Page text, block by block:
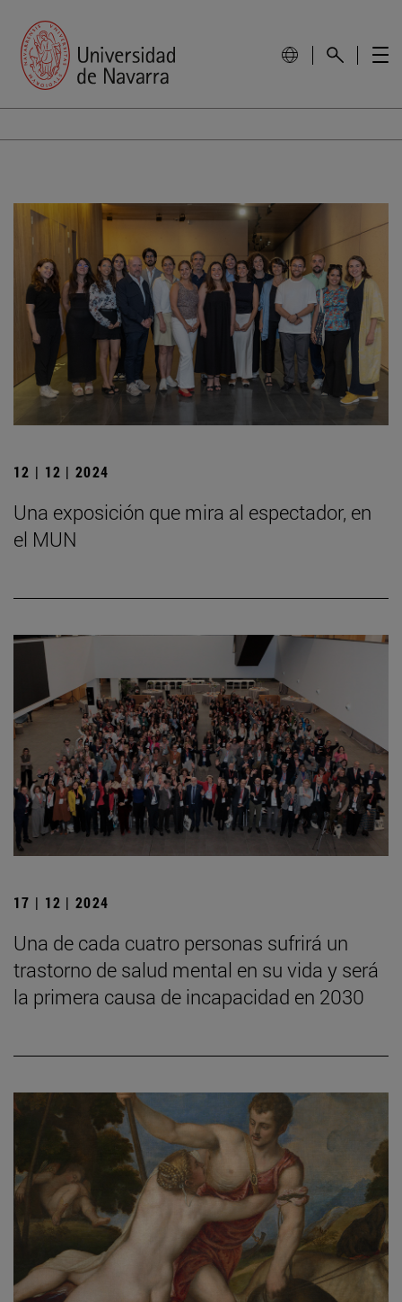
12 | 12 | 2024
Una exposición que mira al espectador, en
el MUN
17 | 12 | 2024
Una de cada cuatro personas sufrirá un
trastorno de salud mental en su vida y será
la primera causa de incapacidad en 2030